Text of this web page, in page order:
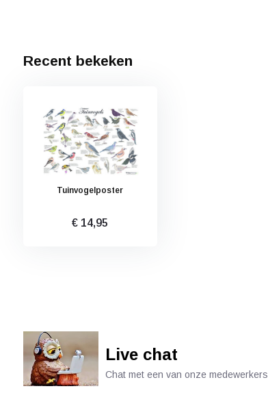
Recent bekeken
Tuinvogelposter
€ 14,95
Live chat
Chat met een van onze medewerkers